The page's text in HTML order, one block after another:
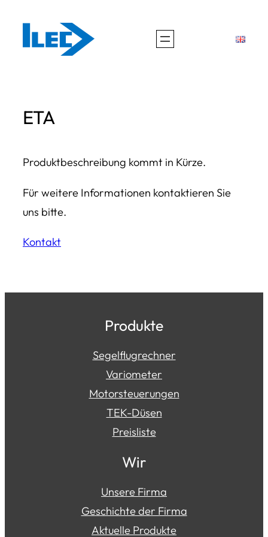
Inhalt
springen
ETA
Produktbeschreibung kommt in Kürze.
Für weitere Informationen kontaktieren Sie
uns bitte.
Kontakt
Produkte
Segelflugrechner
Variometer
Motorsteuerungen
TEK-Düsen
Preisliste
Wir
Unsere Firma
Geschichte der Firma
Aktuelle Produkte